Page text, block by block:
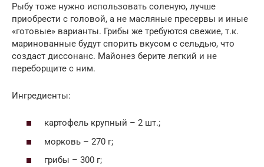
Рыбу тоже нужно использовать соленую, лучше
приобрести с головой, а не масляные пресервы и иные
«готовые» варианты. Грибы же требуются свежие, т.к.
маринованные будут спорить вкусом с сельдью, что
создаст диссонанс. Майонез берите легкий и не
переборщите с ним.
Ингредиенты:
картофель крупный – 2 шт.;
морковь – 270 г;
грибы – 300 г;